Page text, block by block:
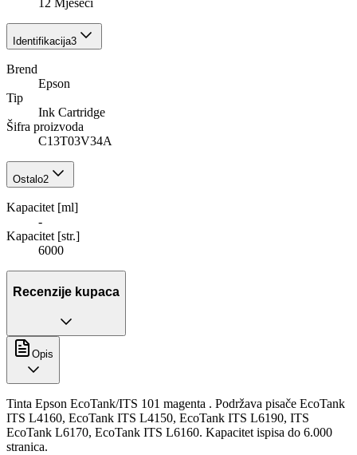
Identifikacija3
Brend
Epson
Tip
Ink Cartridge
Šifra proizvoda
C13T03V34A
Ostalo2
Kapacitet [ml]
-
Kapacitet [str.]
6000
Recenzije kupaca
Opis
Tinta Epson EcoTank/ITS 101 magenta . Podržava pisače EcoTank
ITS L4160, EcoTank ITS L4150, EcoTank ITS L6190, ITS
EcoTank L6170, EcoTank ITS L6160. Kapacitet ispisa do 6.000
stranica.